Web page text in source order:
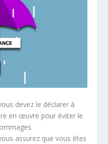
devez le déclarer à
en œuvre pour éviter le
assurez que vous êtes